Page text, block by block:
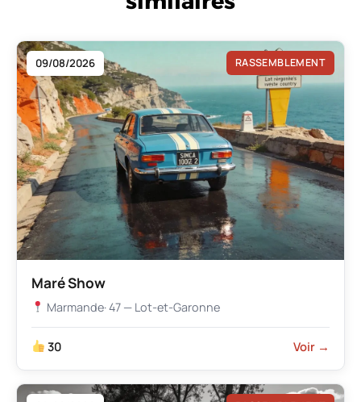
09/08/2026 RASSEMBLEMENT
Maré Show
Marmande· 47 — Lot-et-Garonne
30 Voir →